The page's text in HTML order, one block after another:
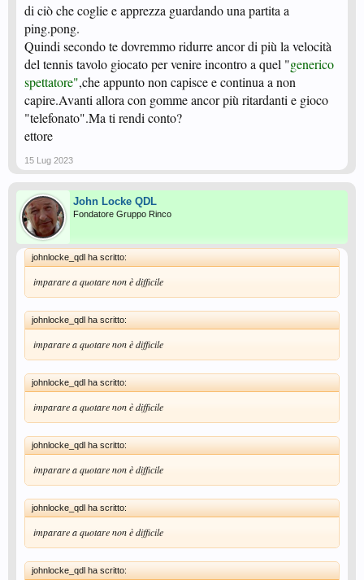
di ciò che coglie e apprezza guardando una partita a
ping.pong.
Quindi secondo te dovremmo ridurre ancor di più la velocità
del tennis tavolo giocato per venire incontro a quel "generico
spettatore",che appunto non capisce e continua a non
capire.Avanti allora con gomme ancor più ritardanti e gioco
"telefonato".Ma ti rendi conto?
ettore
15 Lug 2023
John Locke QDL
Fondatore Gruppo Rinco
johnlocke_qdl ha scritto:
imparare a quotare non è difficile
johnlocke_qdl ha scritto:
imparare a quotare non è difficile
johnlocke_qdl ha scritto:
imparare a quotare non è difficile
johnlocke_qdl ha scritto:
imparare a quotare non è difficile
johnlocke_qdl ha scritto:
imparare a quotare non è difficile
johnlocke_qdl ha scritto: